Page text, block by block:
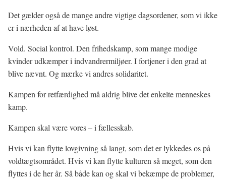
Det gælder også de mange andre vigtige dagsordener, som vi ikke
er i nærheden af at have løst.
Vold. Social kontrol. Den frihedskamp, som mange modige
kvinder udkæmper i indvandrermiljøer. I fortjener i den grad at
blive nævnt. Og mærke vi andres solidaritet.
Kampen for retfærdighed må aldrig blive det enkelte menneskes
kamp.
Kampen skal være vores – i fællesskab.
Hvis vi kan flytte lovgivning så langt, som det er lykkedes os på
voldtægtsområdet. Hvis vi kan flytte kulturen så meget, som den
flyttes i de her år. Så både kan og skal vi bekæmpe de problemer,